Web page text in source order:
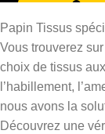
Papin Tissus
Vous trouverez
choix de tissus
l’habillement,
nous avons la
Découvrez une